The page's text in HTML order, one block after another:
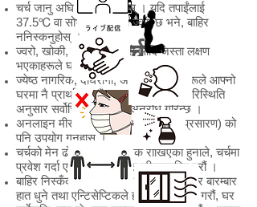
चर्च
चर्च जानु अघि ज्वरो नाप्नुहोस् । यदि तपाईंलाई
37.5℃ वा सोभन्दा माथीको ज्वरो छ भने, बाहिर
ननिस्कनुहोस् ।
ज्वरो, खोकी, सास फेर्न गाह्रो आदि जस्ता लक्षण
भएकाहरूले घरमा नै प्रार्थना गर्नुहोस् ।
ज्येष्ठ नागरिक, दीर्घरोगी, अस्वस्थ्य व्यक्तिहरूले आफ्नो
घरमा नै प्रार्थाना गरौं । प्रत्येक व्यक्तिले परिस्थिति
अनुसार सर्वोचित निर्णय गर्न अनुरोध गरिन्छ ।
अनलाइन मीसा (प्रार्थाना सभा) (प्रत्यक्ष प्रसारण) को
पनि उपयोग गर्नुहोस् ।
चर्चको मेन ढोकामा एन्टिसेप्टिक राखिएको हुनाले, चर्चमा
प्रवेश गर्दा एन्टिसेप्टिकले हात कीटाणुरहित गरौं ।
बाहिर निस्कँदा अनिवार्यरूपमा मास्क लगाउने र बारम्बार
हात धुने तथा एन्टिसेप्टिकले हात कीटाणुरहित गरौं, घर